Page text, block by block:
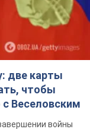
после
и видео
России –